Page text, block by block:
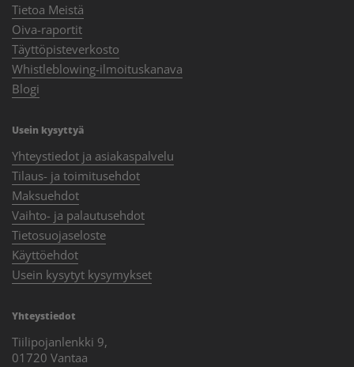
Tietoa Meistä
Oiva-raportit
Täyttöpisteverkosto
Whistleblowing-ilmoituskanava
Blogi
Usein kysyttyä
Yhteystiedot ja asiakaspalvelu
Tilaus- ja toimitusehdot
Maksuehdot
Vaihto- ja palautusehdot
Tietosuojaseloste
Käyttöehdot
Usein kysytyt kysymykset
Yhteystiedot
Tiilipojanlenkki 9,
01720 Vantaa